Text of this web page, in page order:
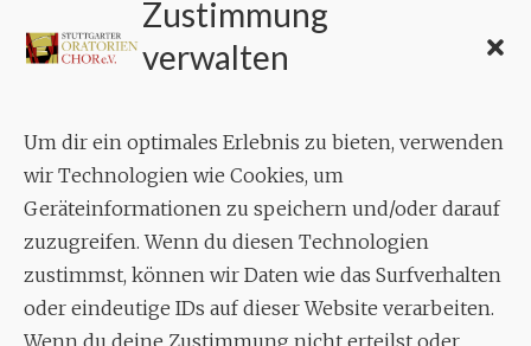
Zustimmung
verwalten
Um dir ein optimales Erlebnis zu bieten, verwenden
wir Technologien wie Cookies, um
Geräteinformationen zu speichern und/oder darauf
zuzugreifen. Wenn du diesen Technologien
zustimmst, können wir Daten wie das Surfverhalten
oder eindeutige IDs auf dieser Website verarbeiten.
Wenn du deine Zustimmung nicht erteilst oder
KONTAKT
Geschäftsstelle:
Aixheimer Str. 18
70619 Stuttgart
MUSIK
Musikalischer Leiter:
Enrico Trummer